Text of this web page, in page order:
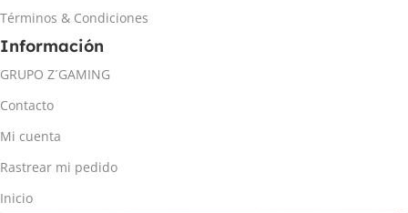
Términos & Condiciones
Información
GRUPO Z´GAMING
Contacto
Mi cuenta
Rastrear mi pedido
Inicio